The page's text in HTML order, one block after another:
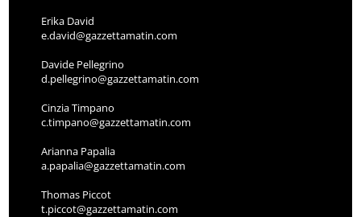
Erika David
e.david@gazzettamatin.com
Davide Pellegrino
d.pellegrino@gazzettamatin.com
Cinzia Timpano
c.timpano@gazzettamatin.com
Arianna Papalia
a.papalia@gazzettamatin.com
Thomas Piccot
t.piccot@gazzettamatin.com